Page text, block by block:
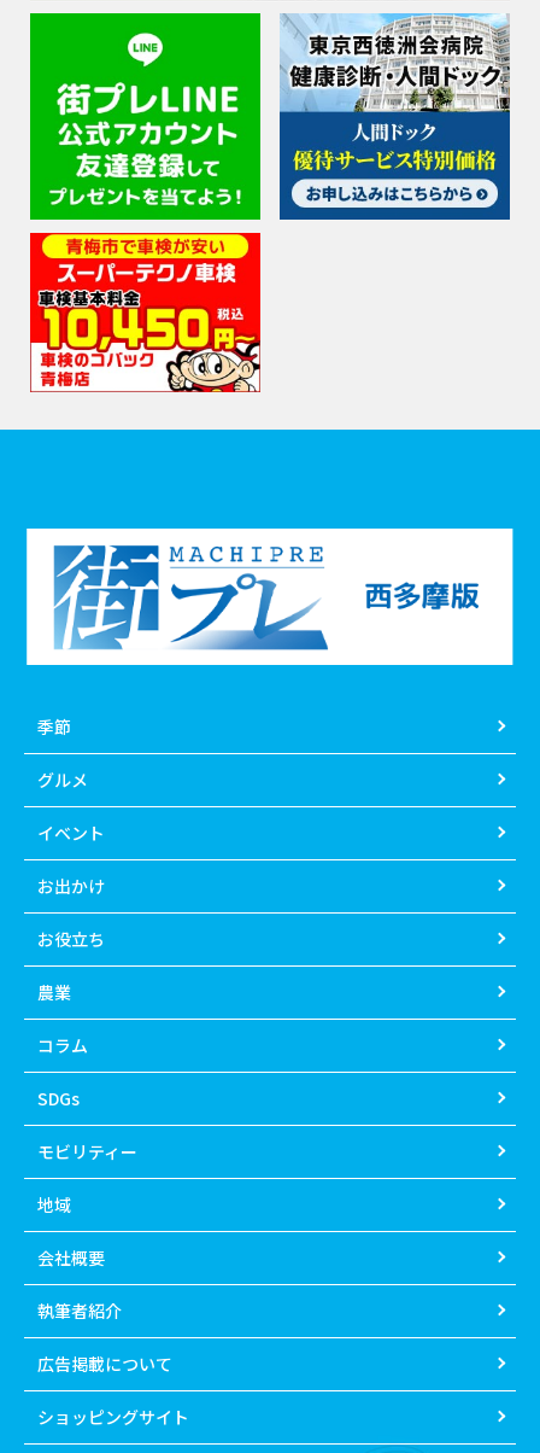
季節
グルメ
イベント
お出かけ
お役立ち
農業
コラム
SDGs
モビリティー
地域
会社概要
執筆者紹介
広告掲載について
ショッピングサイト